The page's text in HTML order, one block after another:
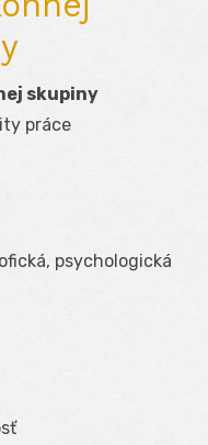
skupiny
práce
psychologická